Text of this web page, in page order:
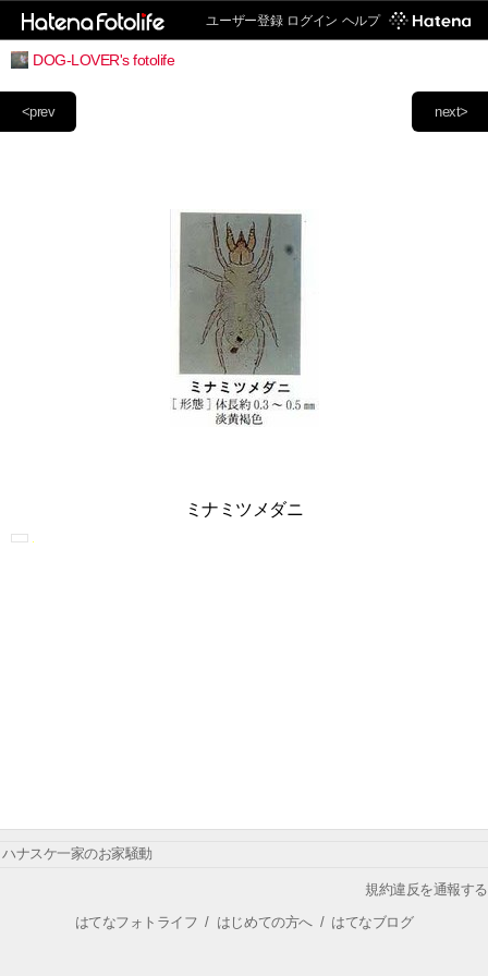
ユーザー登録 ログイン ヘルプ
DOG-LOVER's fotolife
next>
<prev
ミナミツメダニ
ハナスケ一家のお家騒動
規約違反を通報する
はてなフォトライフ / はじめての方へ/ はてなブログ